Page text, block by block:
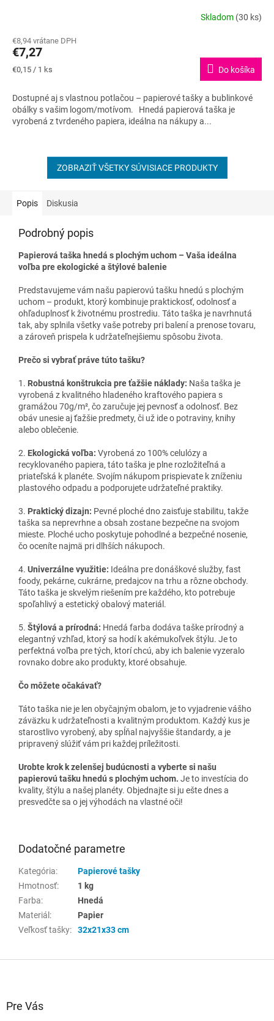
produktu
je
5,0
hviezdičiek.
Skladom (30 ks)
€8,94 vrátane DPH
€7,27
Jednotková
€0,15 / 1 ks Do košíka
Dostupné aj s vlastnou potlačou – papierové tašky a bublinkové
obálky s vašim logom/motívom. Hnedá papierová taška je
vyrobená z tvrdeného papiera, ideálna na nákupy a...
ZOBRAZIŤ VŠETKY SÚVISIACE PRODUKTY
Popis Diskusia
Podrobný popis
Papierová taška hnedá s plochým uchom – Vaša ideálna
voľba pre ekologické a štýlové balenie
Predstavujeme vám našu papierovú tašku hnedú s plochým
uchom – produkt, ktorý kombinuje praktickosť, odolnosť a
ohľaduplnosť k životnému prostrediu. Táto taška je navrhnutá
tak, aby splnila všetky vaše potreby pri balení a prenose tovaru,
a zároveň prispela k udržateľnejšiemu spôsobu života.
Prečo si vybrať práve túto tašku?
1. Robustná konštrukcia pre ťažšie náklady: Naša taška je
vyrobená z kvalitného hladeného kraftového papiera s
gramážou 70g/m², čo zaručuje jej pevnosť a odolnosť. Bez
obáv unesie aj ťažšie predmety, či už ide o potraviny, knihy
alebo oblečenie.
2. Ekologická voľba: Vyrobená zo 100% celulózy a
recyklovaného papiera, táto taška je plne rozložiteľná a
priateľská k planéte. Svojím nákupom prispievate k zníženiu
plastového odpadu a podporujete udržateľné praktiky.
3. Praktický dizajn: Pevné ploché dno zaisťuje stabilitu, takže
taška sa neprevrhne a obsah zostane bezpečne na svojom
mieste. Ploché ucho poskytuje pohodlné a bezpečné nosenie,
čo oceníte najmä pri dlhších nákupoch.
4. Univerzálne využitie: Ideálna pre donáškové služby, fast
foody, pekárne, cukrárne, predajcov na trhu a rôzne obchody.
Táto taška je skvelým riešením pre každého, kto potrebuje
spoľahlivý a estetický obalový materiál.
5. Štýlová a prírodná: Hnedá farba dodáva taške prírodný a
elegantný vzhľad, ktorý sa hodí k akémukoľvek štýlu. Je to
perfektná voľba pre tých, ktorí chcú, aby ich balenie vyzeralo
rovnako dobre ako produkty, ktoré obsahuje.
Čo môžete očakávať?
Táto taška nie je len obyčajným obalom, je to vyjadrenie vášho
záväzku k udržateľnosti a kvalitným produktom. Každý kus je
starostlivo vyrobený, aby spĺňal najvyššie štandardy, a je
pripravený slúžiť vám pri každej príležitosti.
Urobte krok k zelenšej budúcnosti a vyberte si našu
papierovú tašku hnedú s plochým uchom. Je to investícia do
kvality, štýlu a našej planéty. Objednajte si ju ešte dnes a
presvedčte sa o jej výhodách na vlastné oči!
Dodatočné parametre
Kategória:
Papierové tašky
Hmotnosť:
1 kg
Farba:
Hnedá
Materiál :
Papier
Veľkosť tašky: 32x21x33 cm
Pre Vás